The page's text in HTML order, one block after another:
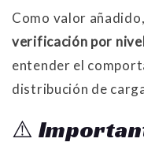
Como valor
verificación por
entender el
distribución de
⚠️